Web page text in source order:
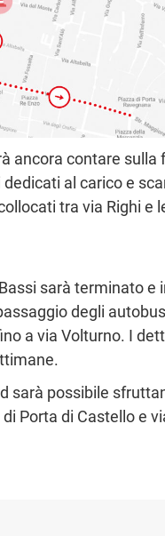
ancora contare
al carico e
tra via Righi e
sarà terminato e
degli
a via Volturno. I
sarà possibile
Porta di Castello e